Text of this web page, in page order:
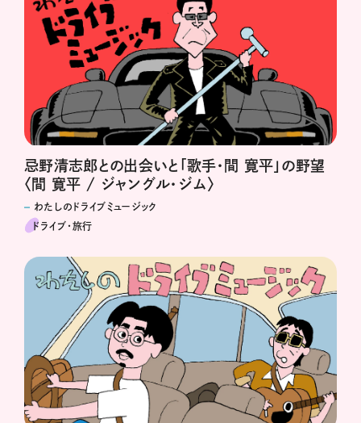
忌野清志郎との出会いと「歌手・間 寛平」の野望
〈間 寛平 / ジャングル・ジム〉
わたしのドライブミュージック
ドライブ･旅行